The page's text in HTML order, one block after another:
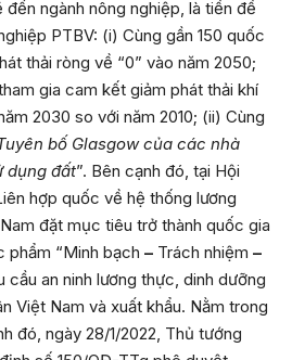
ngành nông nghiệp, là tiền đề
PTBV: (i) Cùng gần 150 quốc
thải ròng về “0” vào năm 2050;
gia cam kết giảm phát thải khí
2030 so với năm 2010; (ii) Cùng
bố Glasgow của các nhà
dụng đất”. Bên cạnh đó, tại Hội
hợp quốc về hệ thống lương
đặt mục tiêu trở thành quốc gia
phẩm “Minh bạch – Trách nhiệm –
cầu an ninh lương thực, dinh dưỡng
Việt Nam và xuất khẩu. Nằm trong
đó, ngày 28/1/2022, Thủ tướng